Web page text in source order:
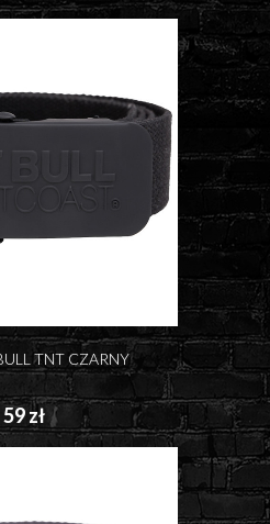
TNT CZARNY
59 zł